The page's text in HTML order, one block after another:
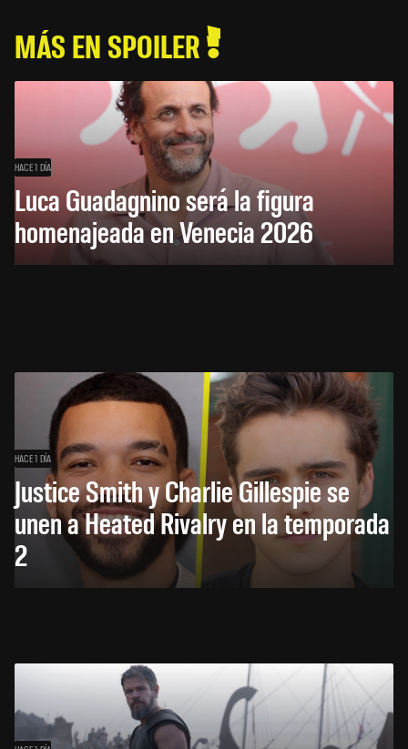
MÁS EN SPOILER
HACE 1 DÍA
Luca Guadagnino será la figura
homenajeada en Venecia 2026
HACE 1 DÍA
Justice Smith y Charlie Gillespie se
unen a Heated Rivalry en la temporada
2